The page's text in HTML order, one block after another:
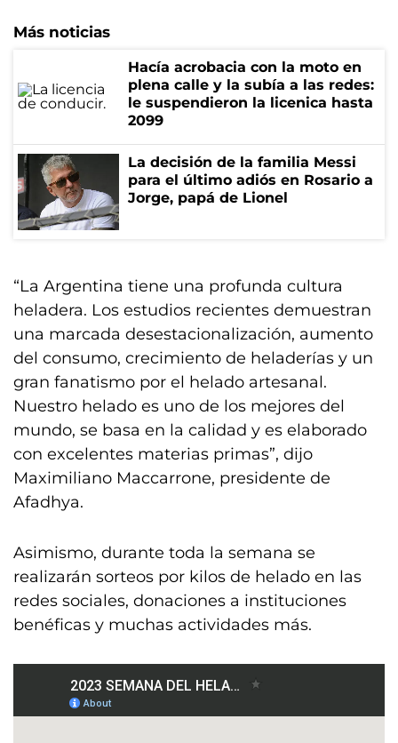
Más noticias
Hacía acrobacia con la moto en
plena calle y la subía a las redes:
le suspendieron la licenica hasta
2099
La decisión de la familia Messi
para el último adiós en Rosario a
Jorge, papá de Lionel
“La Argentina tiene una profunda cultura
heladera. Los estudios recientes demuestran
una marcada desestacionalización, aumento
del consumo, crecimiento de heladerías y un
gran fanatismo por el helado artesanal.
Nuestro helado es uno de los mejores del
mundo, se basa en la calidad y es elaborado
con excelentes materias primas”, dijo
Maximiliano Maccarrone, presidente de
Afadhya.
Asimismo, durante toda la semana se
realizarán sorteos por kilos de helado en las
redes sociales, donaciones a instituciones
benéficas y muchas actividades más.